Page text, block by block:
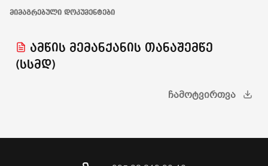
ᲛᲘᲛᲐᲒᲠᲔᲑᲣᲚᲘ ᲓᲝᲙᲣᲛᲔᲜᲢᲔᲑᲘ
ამწის მემანქანის თანაშემწე
(სსმდ)
ᲩᲐᲛᲝᲢᲕᲘᲠᲗᲕᲐ